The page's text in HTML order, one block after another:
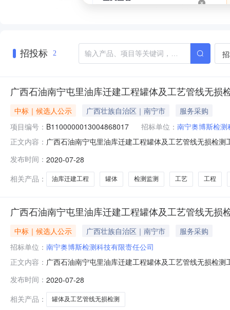
招投标 2
广西石油南宁屯里油库迁建工程罐体及工艺管线无损
中标｜候选人公示 广西壮族自治区｜南宁市
服务采购
项目编号： B1100000013004868017 招标单位： 南宁奥博斯检
正文内容： 广西石油南宁屯里油库迁建工程罐体及工艺管线无损检
如下：排序第一中标候选人第二中标候选人第三中标候
发布时间： 2020-07-28
相关产品：
油库迁建工程 罐体 检测监测 工艺 工程
广西石油南宁屯里油库迁建工程罐体及工艺管线无损
中标｜候选人公示 广西壮族自治区｜南宁市
服务采购
招标单位： 南宁奥博斯检测科技有限责任公司
正文内容： 广西石油南宁屯里油库迁建工程罐体及工艺管线无损检
二中标候选人第三中标候选人投标人名称南宁奥博斯检
1420
发布时间： 2020-07-28
相关产品：
罐体及工艺管线无损检测